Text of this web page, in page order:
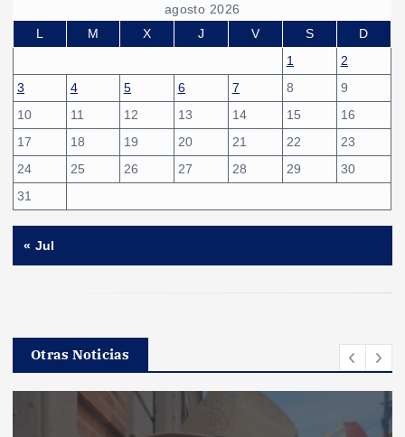
agosto 2026
L
M X J V S
D
1
2
3
4 5 6 7 8
9
10
11 12 13 14 15
16
17
18 19 20 21 22
23
24
25 26 27 28 29
30
31
« Jul
Otras Noticias